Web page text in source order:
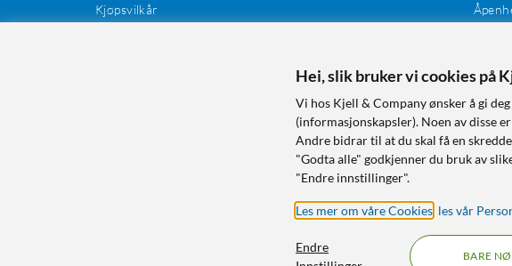
Kjøpsvilkår
Hei, slik bruker vi cookies på
Vi hos Kjell & Company ønsker å gi
(informasjonskapsler). Noen av disse
Andre bidrar til at du skal få en
"Godta alle" godkjenner du bruk av
"Endre innstillinger".
Les mer om våre Cookies les vår
Endre
BARE